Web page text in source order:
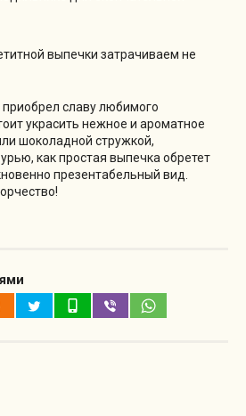
выпечки затрачиваем не
славу любимого
украсить нежное и ароматное
шоколадной стружкой,
как простая выпечка обретет
презентабельный вид.